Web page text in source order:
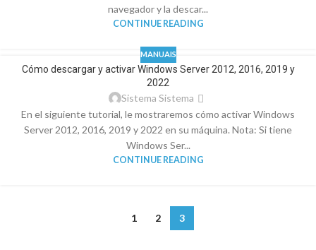
navegador y la descar...
CONTINUE READING
MANUAIS
Cómo descargar y activar Windows Server 2012, 2016, 2019 y
2022
Sistema Sistema
En el siguiente tutorial, le mostraremos cómo activar Windows
Server 2012, 2016, 2019 y 2022 en su máquina. Nota: Si tiene
Windows Ser...
CONTINUE READING
1 2 3